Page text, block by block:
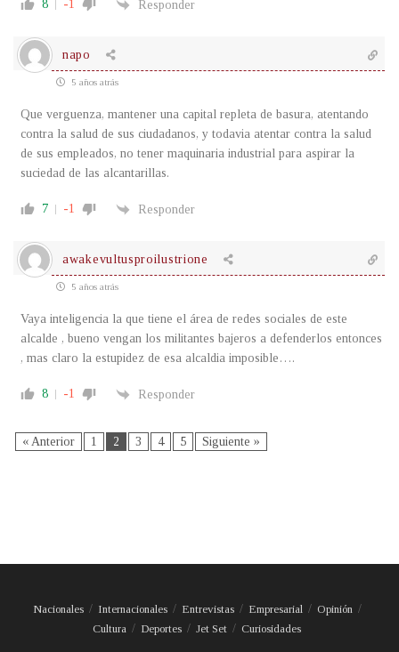
8 -1 Responder
napo
5 años atrás
Que verguenza, mantener una capital repleta de basura, atentando
contra la salud de sus ciudadanos, y todavia atentar contra la salud
de sus empleados, no tener maquinaria industrial para aspirar la
suciedad de las alcantarillas.
7 -1 Responder
awakevultusproilustrione
5 años atrás
Vaya inteligencia la que tiene el área de redes sociales de este
alcalde , bueno vengan los militantes bajeros a defenderlos entonces
, mas claro la estupidez de esa alcaldia imposible….
8 -1 Responder
« Anterior 1 2 3 4 5 Siguiente »
Nacionales Internacionales Entrevistas Empresarial
Opinión
Cultura
Deportes Jet Set Curiosidades